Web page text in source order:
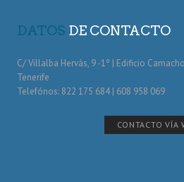
DATOS DE CONTACTO
C/ Villalba Hervás, 9 -1º | Edificio
Tenerife
Telefónos: 822 175 684 | 608 958 069
CONTACTO VÍA